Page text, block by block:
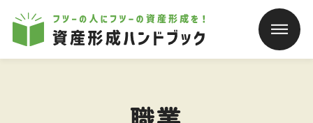
本文へ移動